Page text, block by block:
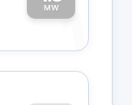
MW1